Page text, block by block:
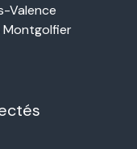
Valence
Montgolfier